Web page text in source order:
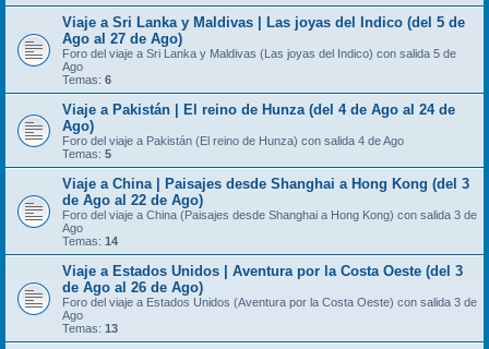
Viaje a Sri Lanka y Maldivas | Las joyas del Indico (del 5 de
Ago al 27 de Ago)
Foro del viaje a Sri Lanka y Maldivas (Las joyas del Indico) con salida 5 de
Ago
Temas: 6
Viaje a Pakistán | El reino de Hunza (del 4 de Ago al 24 de
Ago)
Foro del viaje a Pakistán (El reino de Hunza) con salida 4 de Ago
Temas: 5
Viaje a China | Paisajes desde Shanghai a Hong Kong (del 3
de Ago al 22 de Ago)
Foro del viaje a China (Paisajes desde Shanghai a Hong Kong) con salida 3 de
Ago
Temas: 14
Viaje a Estados Unidos | Aventura por la Costa Oeste (del 3
de Ago al 26 de Ago)
Foro del viaje a Estados Unidos (Aventura por la Costa Oeste) con salida 3 de
Ago
Temas: 13